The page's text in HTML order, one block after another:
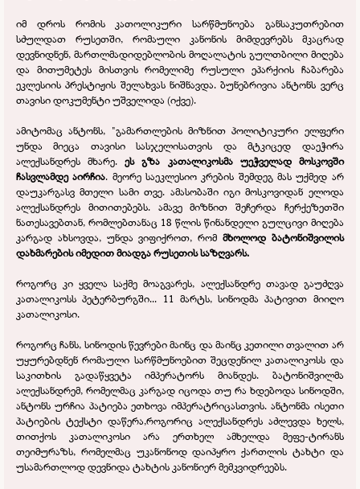
იმ დროს რომის კათოლიკური სარწმუნოება განსაკუთრებით
სძულდათ რუსეთში, რომაული კანონის მიმდევრებს მკაცრად
დევნიდნენ, მართლმადიდებლობის მოღალატის გულთბილი მიღება
და მითუმეტეს მისთვის რომელიმე რუსული ეპარქიის ჩაბარება
ეკლესიის პრესტიჟის შელახვას ნიშნავდა. ბუნებრივია ანტონს ვერც
თავისი დოკუმენტი უშველიდა (იქვე).
ამიტომაც ანტონს, "გამართლების მიზნით პოლიტიკური ელფერი
უნდა მიეცა თავისი სასჯელისათვის და მტკიცედ დაეჭირა
ალექსანდრეს მხარე.ეს გზა კათალიკოსმა უეჭველად მოსკოვში
ჩასვლამდე აირჩია. მეორე საეკლესიო კრების შემდეგ მას უქმედ არ
დაუკარგასვ მთელი სამი თვე. ამასობაში იგი მოსკოვიდან ელოდა
ალექსანდრეს მითითებებს. ამავე მიზნით შეჩერდა ჩერქეზეთში
ნათესავებთან, რომლებთანაც 18 წლის წინანდელი გულცივი მიღება
კარგად ახსოვდა, უნდა ვიფიქროთ, რომ მხოლოდ ბატონიშვილის
დახმარების იმედით მიადგა რუსეთის საზღვარს.
როგორც კი ყველა საქმე მოაგვარეს, ალექსანდრე თავად გაუძღვა
კათალიკოსს პეტერბურგში... 11 მარტს, სინოდმა პატივით მიიღო
კათალიკოსი.
როგორც ჩანს, სინოდის წევრები მაინც და მაინც კეთილი თვალით არ
უყურებდნენ რომაული სარწმუნოებით შეცდენილ კათალიკოსს და
საკითხის გადაწყვეტა იმპერატორს მიანდეს. ბატონიშვილმა
ალექსანდრემ, რომელმაც კარგად იცოდა თუ რა ხდებოდა სინოდში,
ანტონს ურჩია პატიება ეთხოვა იმპერატრიცასთვის. ანტონმა ისეთი
პატიების ტექსტი დაწერა,როგორიც ალექსანდრეს აძლევდა ხელს,
თითქოს კათალიკოსი არა ერთხელ ამხელდა მეფე-ტირანს
თეიმურაზს, რომელმაც უკანონოდ დაიპყრო ქართლის ტახტი და
უსამართლოდ დევნიდა ტახტის კანონიერ მემკვიდრეებს.